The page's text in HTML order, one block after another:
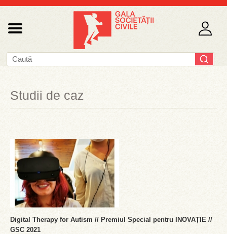
Studii de caz
Digital Therapy for Autism // Premiul Special pentru INOVAȚIE //
GSC 2021